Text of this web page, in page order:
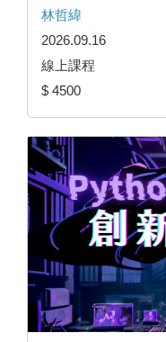
林哲緯
2026.09.16
線上課程
$ 4500